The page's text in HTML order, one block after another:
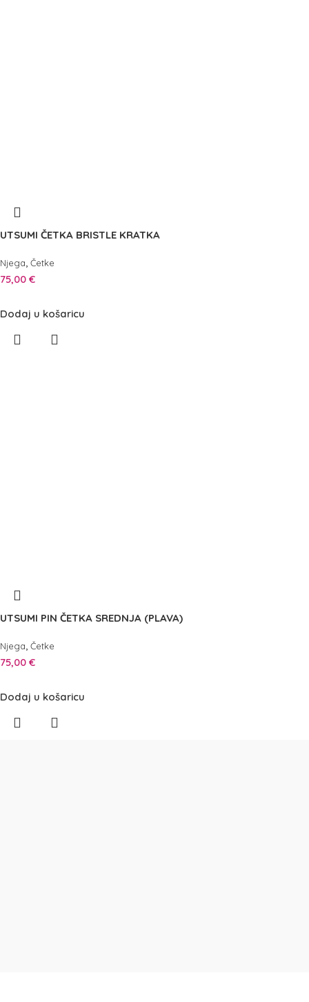
UTSUMI ČETKA BRISTLE KRATKA
Njega, Četke
75,00 €
Dodaj u košaricu
UTSUMI PIN ČETKA SREDNJA (PLAVA)
Njega, Četke
75,00 €
Dodaj u košaricu